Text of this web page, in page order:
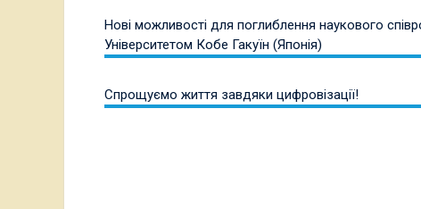
записів
Нові можливості для поглиблення наукового
Університетом Кобе Гакуїн (Японія)
Спрощуємо життя завдяки цифровізації!